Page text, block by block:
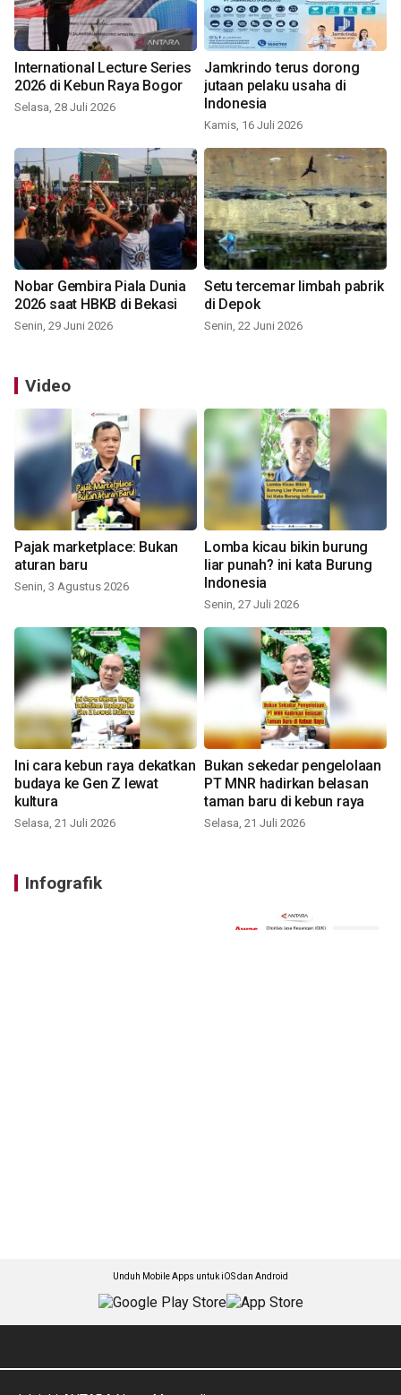
International Lecture Series
2026 di Kebun Raya Bogor
Selasa, 28 Juli 2026
Jamkrindo terus dorong
jutaan pelaku usaha di
Indonesia
Kamis, 16 Juli 2026
Nobar Gembira Piala Dunia
2026 saat HBKB di Bekasi
Senin, 29 Juni 2026
Setu tercemar limbah pabrik
di Depok
Senin, 22 Juni 2026
Video
Pajak marketplace: Bukan
aturan baru
Senin, 3 Agustus 2026
Lomba kicau bikin burung
liar punah? ini kata Burung
Indonesia
Senin, 27 Juli 2026
Ini cara kebun raya dekatkan
budaya ke Gen Z lewat
kultura
Selasa, 21 Juli 2026
Bukan sekedar pengelolaan
PT MNR hadirkan belasan
taman baru di kebun raya
Selasa, 21 Juli 2026
Infografik
Unduh Mobile Apps untuk iOS dan Android